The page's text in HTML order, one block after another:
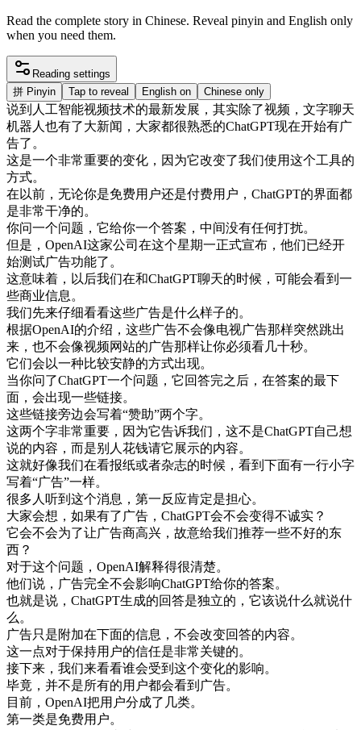
Read the complete story in Chinese. Reveal pinyin and English only
when you need them.
Reading settings
拼 Pinyin Tap to reveal English on Chinese only
说到 人工智能视频技术的最新发展 ， 其实除了视频 ， 文字聊天
机器人也有了大新闻 ， 大家都很熟悉的ChatGPT现在开始有广
告了。
这是一个非常重要的变化 ， 因为它改变了我们使用这个工具的
方式。
在以前 ， 无论你是免费用户还是付费用户 ， ChatGPT的界面都
是非常干净的。
你问一个问题 ， 它给你一个答案 ， 中间没有任何打扰。
但是 ， OpenAI这家公司 在这个星期一正式宣布 ， 他们已经开
始测试广告功能了。
这意味着 ， 以后我们在和ChatGPT聊天的时候 ， 可能会看到 一
些商业信息。
我们先来仔细看看这些广告是什么样子的。
根据OpenAI的介绍 ， 这些广告不会像电视广告那样突然跳出
来 ， 也不会像视频网站的广告那样让你必须看几十秒。
它们会以一种比较安静的方式出现。
当你问了ChatGPT一个问题 ， 它 回答完之后 ， 在答案的最下
面 ， 会出现一些链接。
这些链接旁边会写着“赞助”两个字。
这两个字非常重要 ， 因为它告诉我们 ， 这不是ChatGPT自己想
说的内容 ， 而是别人花钱请它展示的内容。
这就好像我们在看报纸或者杂志的时候 ， 看到 下面有一行小字
写着“广告”一样。
很多人听到 这个消息 ， 第一反应肯定是担心。
大家会想 ， 如果有了广告 ， ChatGPT会不会变得不诚实 ？
它会不会为了让广告商高兴 ， 故意给我们推荐一些不好的东
西 ？
对于这个问题 ， OpenAI解释得很清楚。
他们说 ， 广告完全不会影响ChatGPT给你的答案。
也就是说 ， ChatGPT生成的回答是独立的 ， 它该说什么就说什
么。
广告只是附加在下面的信息 ， 不会改变回答的内容。
这一点对于保持用户的信任是非常关键的。
接下来 ， 我们来看看谁会受到 这个变化的影响。
毕竟 ， 并不是所有的用户都会看到 广告。
目前 ， OpenAI把用户分成了 几类。
第一类是免费用户。